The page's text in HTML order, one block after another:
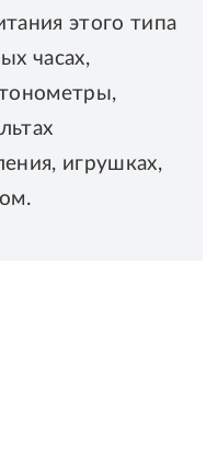
этого типа
часах,
игрушках,